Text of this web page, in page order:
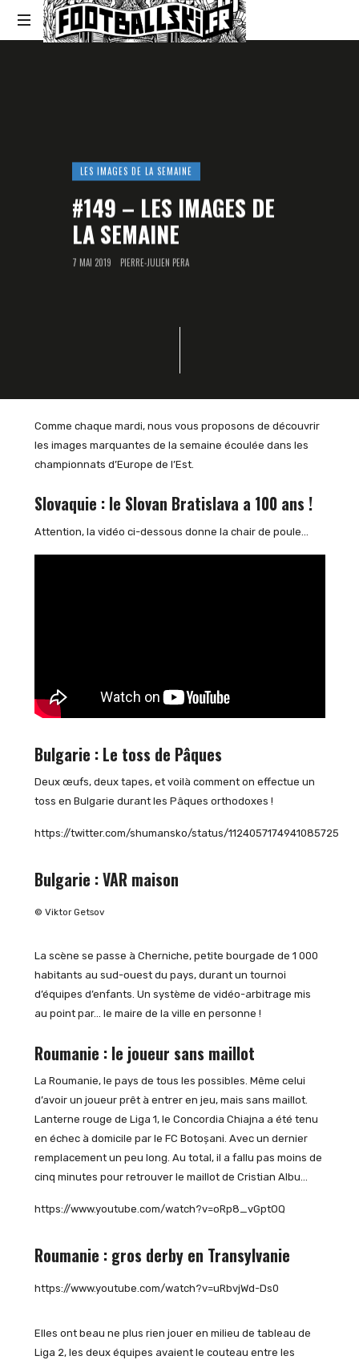
Footballski
LES IMAGES DE LA SEMAINE
#149 – LES IMAGES DE
LA SEMAINE
7 MAI 2019 PIERRE-JULIEN PERA
Comme chaque mardi, nous vous proposons de découvrir
les images marquantes de la semaine écoulée dans les
championnats d’Europe de l’Est.
Slovaquie : le Slovan Bratislava a 100 ans !
Attention, la vidéo ci-dessous donne la chair de poule…
Bulgarie : Le toss de Pâques
Deux œufs, deux tapes, et voilà comment on effectue un
toss en Bulgarie durant les Pâques orthodoxes !
https://twitter.com/shumansko/status/1124057174941085725
Bulgarie : VAR maison
© Viktor Getsov
La scène se passe à Cherniche, petite bourgade de 1 000
habitants au sud-ouest du pays, durant un tournoi
d’équipes d’enfants. Un système de vidéo-arbitrage mis
au point par… le maire de la ville en personne !
Roumanie : le joueur sans maillot
La Roumanie, le pays de tous les possibles. Même celui
d’avoir un joueur prêt à entrer en jeu, mais sans maillot.
Lanterne rouge de Liga 1, le Concordia Chiajna a été tenu
en échec à domicile par le FC Botoșani. Avec un dernier
remplacement un peu long. Au total, il a fallu pas moins de
cinq minutes pour retrouver le maillot de Cristian Albu…
https://www.youtube.com/watch?v=oRp8_vGptOQ
Roumanie : gros derby en Transylvanie
https://www.youtube.com/watch?v=uRbvjWd-Ds0
Elles ont beau ne plus rien jouer en milieu de tableau de
Liga 2, les deux équipes avaient le couteau entre les